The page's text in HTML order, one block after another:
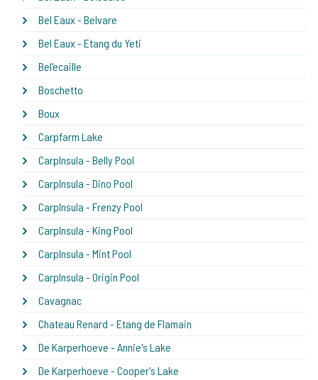
Bel Eaux - Belvare
Bel Eaux - Etang du Yeti
Bel'ecaille
Boschetto
Boux
Carpfarm Lake
CarpInsula - Belly Pool
CarpInsula - Dino Pool
CarpInsula - Frenzy Pool
CarpInsula - King Pool
CarpInsula - Mint Pool
CarpInsula - Origin Pool
Cavagnac
Chateau Renard - Etang de Flamain
De Karperhoeve - Annie's Lake
De Karperhoeve - Cooper's Lake